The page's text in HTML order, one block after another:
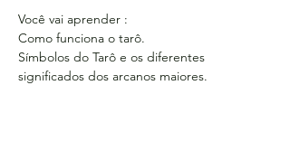
Você vai aprender :
Como funciona o tarô.
Símbolos do Tarô e os diferentes
significados dos arcanos maiores.